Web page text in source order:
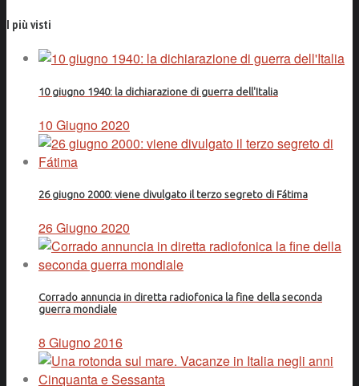
I più visti
10 giugno 1940: la dichiarazione di guerra dell'Italia
10 Giugno 2020
26 giugno 2000: viene divulgato il terzo segreto di Fátima
26 Giugno 2020
Corrado annuncia in diretta radiofonica la fine della seconda
guerra mondiale
8 Giugno 2016